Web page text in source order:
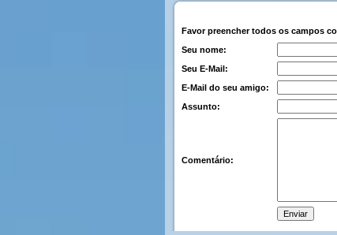
Favor preencher todos os campos
Seu nome:
Seu E-Mail:
E-Mail do seu amigo:
Assunto:
Comentário: